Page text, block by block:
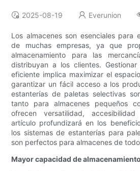
2025-08-19 Everunion
Los almacenes son esenciales para
de muchas empresas, ya que
almacenamiento para las
distribuyan a los clientes.
eficiente implica maximizar el
garantizar un fácil acceso a los
estanterías de paletas selectivas
tanto para almacenes pequeños
ofrecen versatilidad,
artículo profundizará en los
los sistemas de estanterías para
son perfectos para almacenes de
Mayor capacidad de almacenamiento